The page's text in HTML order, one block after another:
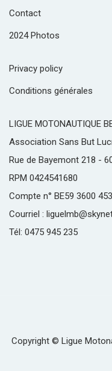
Contact
2024 Photos
Privacy policy
Conditions générales
LIGUE MOTONAUTIQUE
Association Sans But
Rue de Bayemont 218 -
RPM 0424541680
Compte n° BE59 3600
Courriel :
Tél: 0475 945 235
Copyright © Ligue